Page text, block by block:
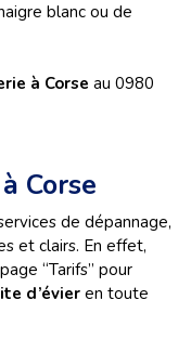
blanc ou de
à Corse au 0980
Corse
de dépannage,
et clairs. En effet,
“Tarifs” pour
d’évier en toute